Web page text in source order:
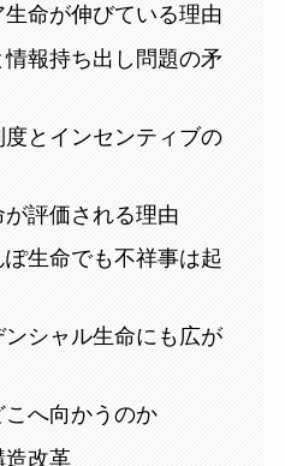
命が伸びている理由
情報持ち出し問題の矛
とインセンティブの
評価される理由
生命でも不祥事は起
ンシャル生命にも広が
へ向かうのか
造改革